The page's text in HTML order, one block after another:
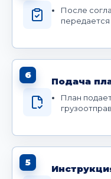
После
6
Подача
План
5